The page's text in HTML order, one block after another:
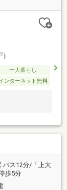
2）
一人暮らし
ンターネット無料
バス12分/「上大
歩5分